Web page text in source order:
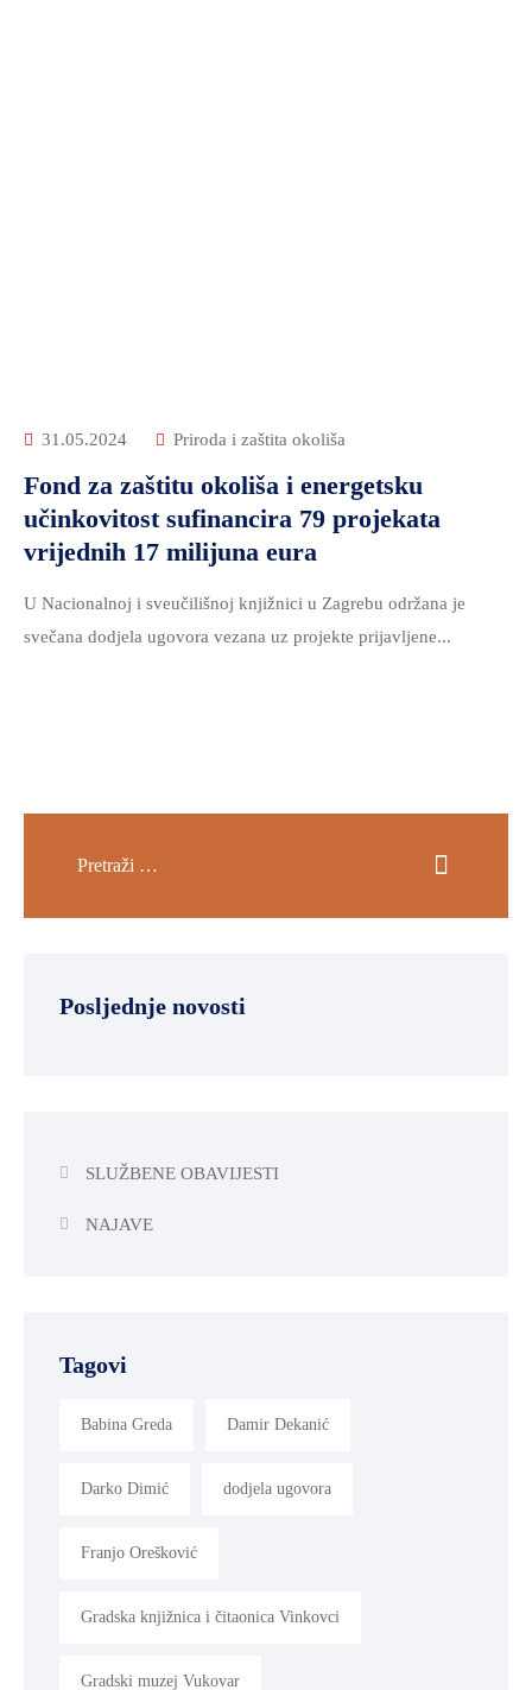
31.05.2024 Priroda i zaštita okoliša
Fond za zaštitu okoliša i energetsku
učinkovitost sufinancira 79 projekata
vrijednih 17 milijuna eura
U Nacionalnoj i sveučilišnoj knjižnici u Zagrebu održana je
svečana dodjela ugovora vezana uz projekte prijavljene...
Posljednje novosti
SLUŽBENE OBAVIJESTI
NAJAVE
Tagovi
Babina Greda Damir Dekanić
Darko Dimić dodjela ugovora
Franjo Orešković
Gradska knjižnica i čitaonica Vinkovci
Gradski muzej Vukovar